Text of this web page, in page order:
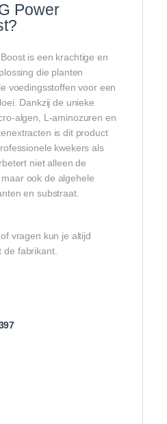
Power
is een krachtige en
die planten
voedingsstoffen voor een
Dankzij de unieke
algen, L-aminozuren en
is dit product
kwekers als
niet alleen de
ook de algehele
en substraat.
vragen kun je altijd
fabrikant.